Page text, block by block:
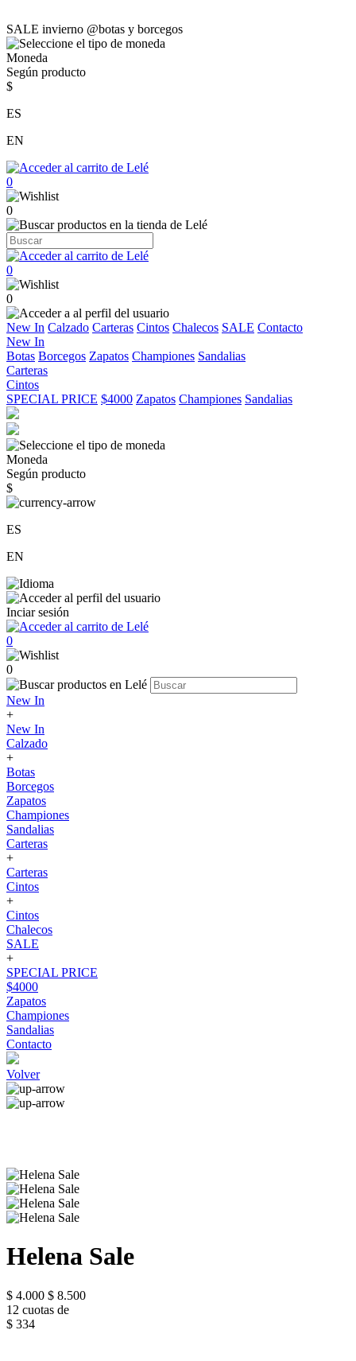
SALE invierno @botas y borcegos
Moneda
Según producto
$
ES
EN
0
0
0
0
New In Calzado Carteras Cintos Chalecos SALE Contacto
New In
Botas Borcegos Zapatos Championes Sandalias
Carteras
Cintos
SPECIAL PRICE $4000 Zapatos Championes Sandalias
Moneda
Según producto
$
ES
EN
Inciar sesión
0
0
New In
+
New In
Calzado
+
Botas
Borcegos
Zapatos
Championes
Sandalias
Carteras
+
Carteras
Cintos
+
Cintos
Chalecos
SALE
+
SPECIAL PRICE
$4000
Zapatos
Championes
Sandalias
Contacto
Volver
Helena Sale
$ 4.000 $ 8.500
12 cuotas de
$ 334